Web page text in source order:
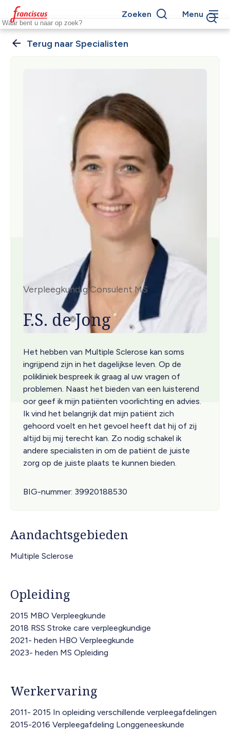
Overslaan
en
naar
Keywords
Zoeken Menu
Specialisten
Verpleegkundig Consulent MS
F.S. de Jong
Het hebben van Multiple Sclerose kan soms
ingrijpend zijn in het dagelijkse leven. Op de
polikliniek bespreek ik graag al uw vragen of
problemen. Naast het bieden van een luisterend
oor geef ik mijn patiënten voorlichting en advies.
Ik vind het belangrijk dat mijn patiënt zich
gehoord voelt en het gevoel heeft dat hij of zij
altijd bij mij terecht kan. Zo nodig schakel ik
andere specialisten in om de patiënt de juiste
zorg op de juiste plaats te kunnen bieden.
BIG-nummer 39920188530
Aandachtsgebieden
Multiple Sclerose
Opleiding
2015 MBO Verpleegkunde
2018 RSS Stroke care verpleegkundige
2021- heden HBO Verpleegkunde
2023- heden MS Opleiding
Werkervaring
2011- 2015 In opleiding verschillende verpleegafdelingen
2015-2016 Verpleegafdeling Longgeneeskunde